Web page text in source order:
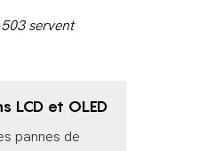
servent
LCD et OLED
pannes de